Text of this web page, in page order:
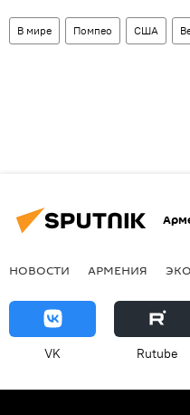
В мире Помпео США
НОВОСТИ АРМЕНИЯ
VK Rutube